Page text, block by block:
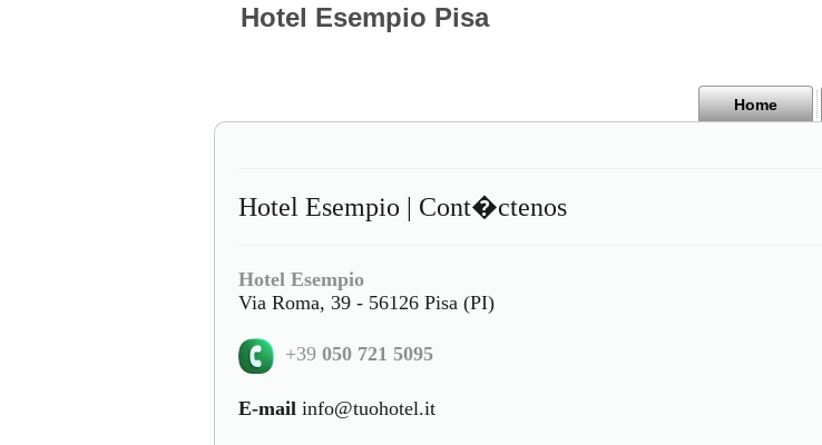
Hotel Esempio Pisa
Home
Hotel Esempio | Cont�ctenos
Hotel Esempio
Via Roma, 39 - 56126 Pisa (PI)
+39 050 721 5095
E-mail info@tuohotel.it